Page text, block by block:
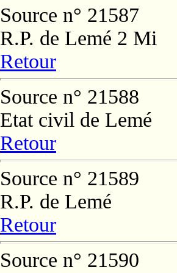
Source n° 21587
R.P. de Lemé 2 Mi
Retour
Source n° 21588
Etat civil de Lemé
Retour
Source n° 21589
R.P. de Lemé
Retour
Source n° 21590